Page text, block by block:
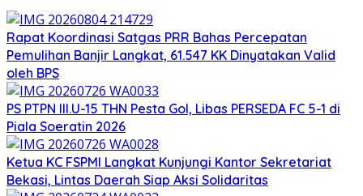
Rapat Koordinasi Satgas PRR Bahas Percepatan
Pemulihan Banjir Langkat, 61.547 KK Dinyatakan Valid
oleh BPS
PS PTPN III.U-15 THN Pesta Gol, Libas PERSEDA FC 5-1 di
Piala Soeratin 2026
Ketua KC FSPMI Langkat Kunjungi Kantor Sekretariat
Bekasi, Lintas Daerah Siap Aksi Solidaritas